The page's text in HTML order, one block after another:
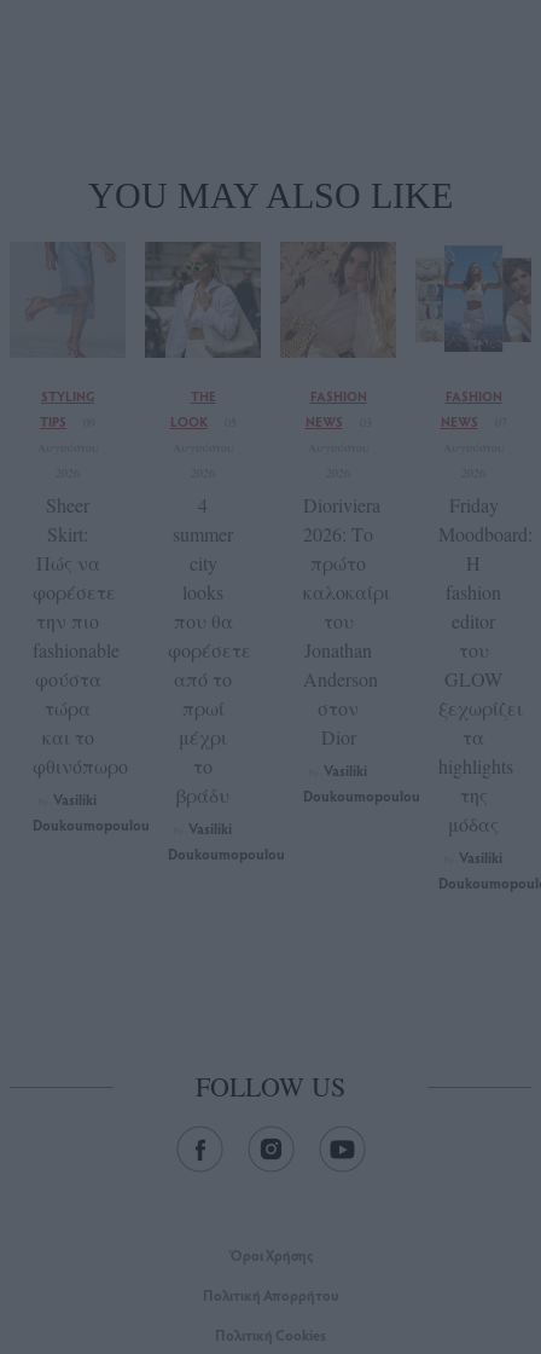
YOU MAY ALSO LIKE
STYLING
TIPS
Sheer
Skirt:
Πώς να
φορέσετε
την πιο
fashionable
φούστα
τώρα
και το
φθινόπωρο
Vasiliki
Doukoumopoulou
THE
LOOK
4
summer
city
looks
που θα
φορέσετε
από το
πρωί
μέχρι
το
βράδυ
Vasiliki
Doukoumopoulou
FASHION
NEWS
Dioriviera
2026: Το
πρώτο
καλοκαίρι
του
Jonathan
Anderson
στον
Dior
Vasiliki
Doukoumopoulou
FASHION
NEWS
Friday
Moodboard:
Η
fashion
editor
του
GLOW
ξεχωρίζει
τα
highlights
της
μόδας
Vasiliki
FOLLOW US
Όροι Xρήσης
Πολιτική Απορρήτου
Πολιτική Cookies